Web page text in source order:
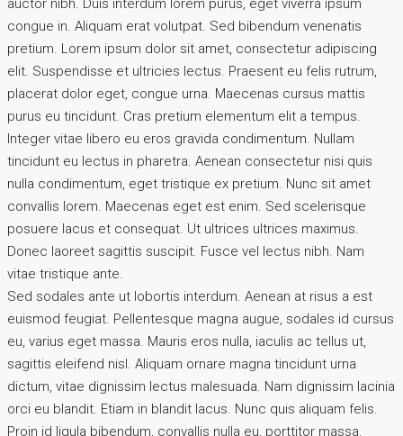
auctor nibh. Duis interdum lorem purus, eget viverra ipsum
congue in. Aliquam erat volutpat. Sed bibendum venenatis
pretium. Lorem ipsum dolor sit amet, consectetur adipiscing
elit. Suspendisse et ultricies lectus. Praesent eu felis rutrum,
placerat dolor eget, congue urna. Maecenas cursus mattis
purus eu tincidunt. Cras pretium elementum elit a tempus.
Integer vitae libero eu eros gravida condimentum. Nullam
tincidunt eu lectus in pharetra. Aenean consectetur nisi quis
nulla condimentum, eget tristique ex pretium. Nunc sit amet
convallis lorem. Maecenas eget est enim. Sed scelerisque
posuere lacus et consequat. Ut ultrices ultrices maximus.
Donec laoreet sagittis suscipit. Fusce vel lectus nibh. Nam
vitae tristique ante.
Sed sodales ante ut lobortis interdum. Aenean at risus a est
euismod feugiat. Pellentesque magna augue, sodales id cursus
eu, varius eget massa. Mauris eros nulla, iaculis ac tellus ut,
sagittis eleifend nisl. Aliquam ornare magna tincidunt urna
dictum, vitae dignissim lectus malesuada. Nam dignissim lacinia
orci eu blandit. Etiam in blandit lacus. Nunc quis aliquam felis.
Proin id ligula bibendum, convallis nulla eu, porttitor massa.